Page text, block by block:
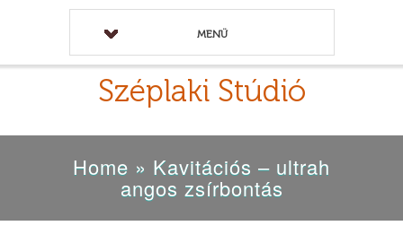
MENÜ
Széplaki Stúdió
Home » Kavitációs – ultrah
angos zsírbontás